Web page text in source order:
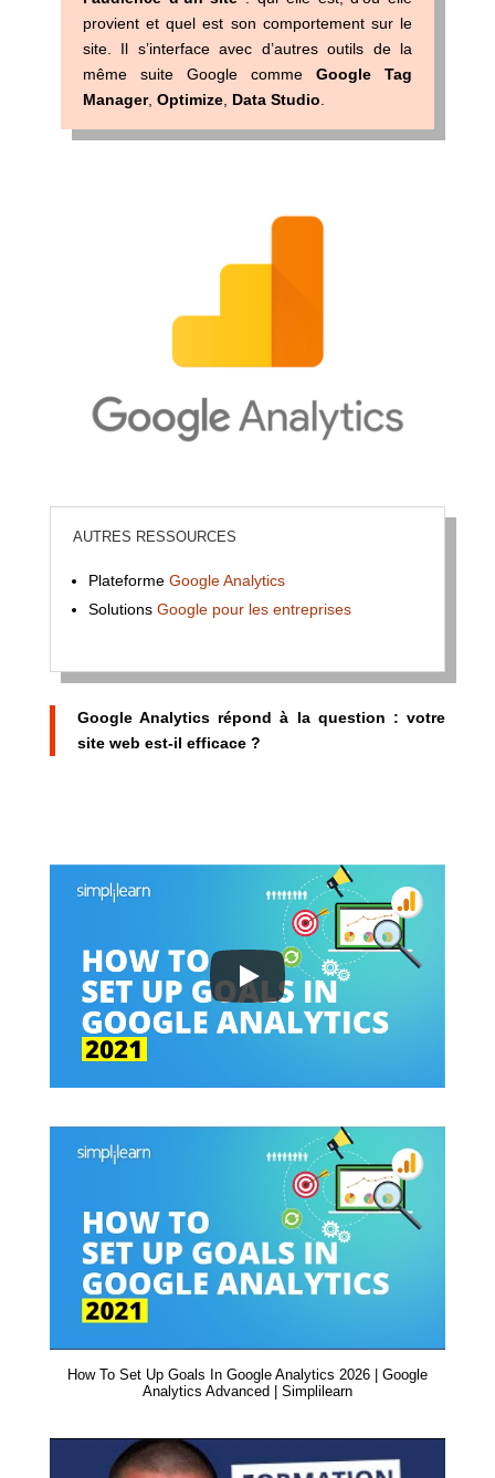
provient et quel est son comportement sur le
site. Il s’interface avec d’autres outils de la
même suite Google commeGoogle Tag
Manager, Optimize, Data Studio
AUTRES RESSOURCES
Plateforme Google Analytics
Solutions Google pour les entreprises
Google Analytics répond à la question : votre
site web est-il efficace ?
How To Set Up Goals In Google Analytics 2026 | Google
Analytics Advanced | Simplilearn